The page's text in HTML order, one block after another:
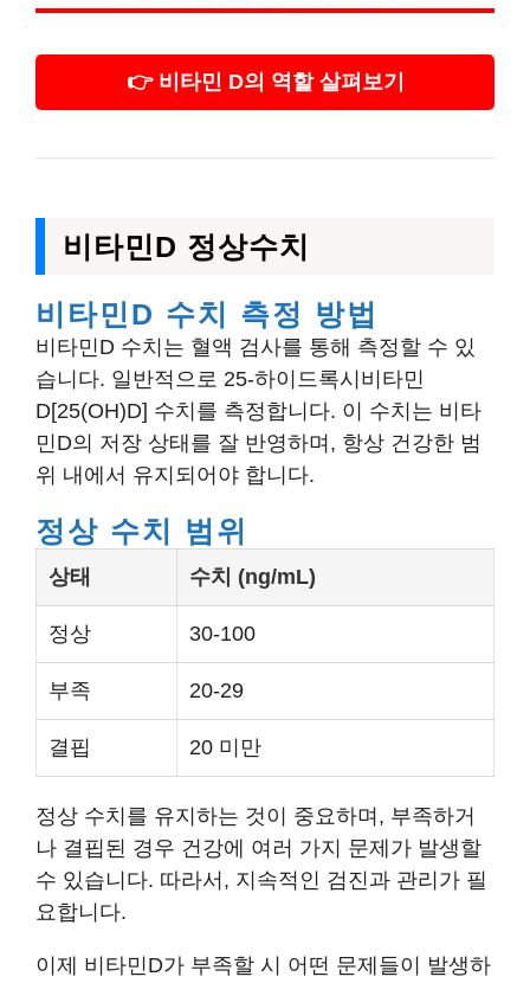
👉 비타민 D의 역할 살펴보기
비타민D 정상수치
비타민D 수치 측정 방법
비타민D 수치는 혈액 검사를 통해 측정할 수 있
습니다. 일반적으로 25-하이드록시비타민
D[25(OH)D] 수치를 측정합니다. 이 수치는 비타
민D의 저장 상태를 잘 반영하며, 항상 건강한 범
위 내에서 유지되어야 합니다.
정상 수치 범위
상태 수치 (ng/mL)
정상 30-100
부족 20-29
결핍 20 미만
정상 수치를 유지하는 것이 중요하며, 부족하거
나 결핍된 경우 건강에 여러 가지 문제가 발생할
수 있습니다. 따라서, 지속적인 검진과 관리가 필
요합니다.
이제 비타민D가 부족할 시 어떤 문제들이 발생하